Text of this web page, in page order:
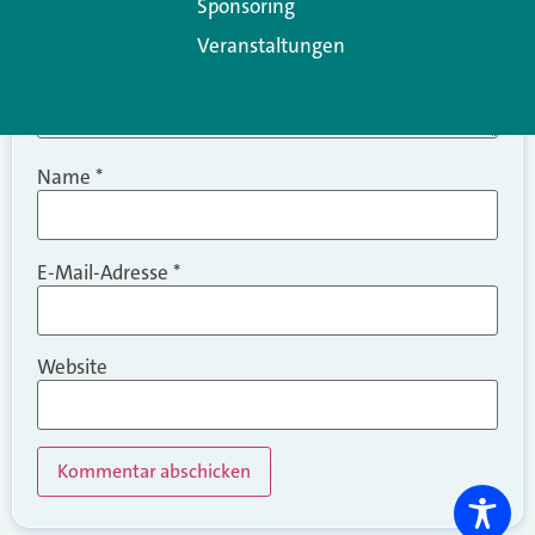
Name *
E-Mail-Adresse *
Website
Alternative:
Sponsoring
Veranstaltungen